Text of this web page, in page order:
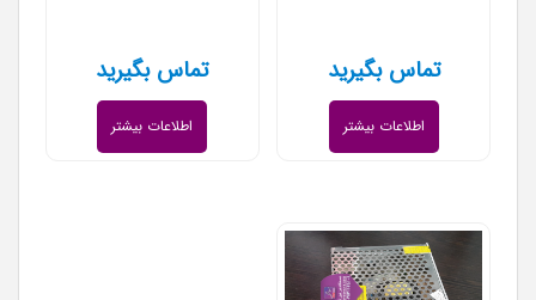
تماس بگیرید
اطلاعات بیشتر
تماس بگیرید
اطلاعات بیشتر